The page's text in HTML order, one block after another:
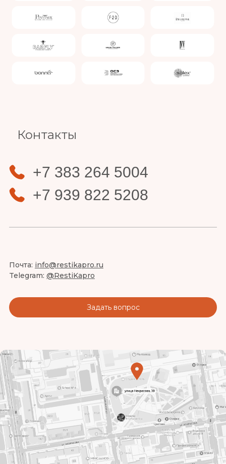
Контакты
+7 383 264 5004
+7 939 822 5208
Почта: info@restikapro.ru
Telegram: @RestiKapro
Задать вопрос